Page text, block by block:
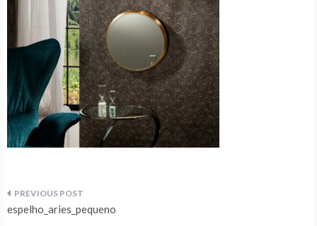
Navegação
espelho_aries_pequeno